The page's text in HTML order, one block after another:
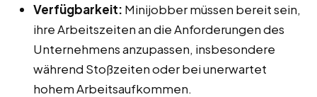
Verfügbarkeit: Minijobber müssen bereit sein,
ihre Arbeitszeiten an die Anforderungen des
Unternehmens anzupassen, insbesondere
während Stoßzeiten oder bei unerwartet
hohem Arbeitsaufkommen.